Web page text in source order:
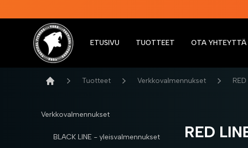
Tora Tactical Fitness
ETUSIVU TUOTTEET OTA YHTEYTTÄ
Tuotteet Verkkovalmennukset
Verkkovalmennukset
BLACK LINE - yleisvalmennukset RED